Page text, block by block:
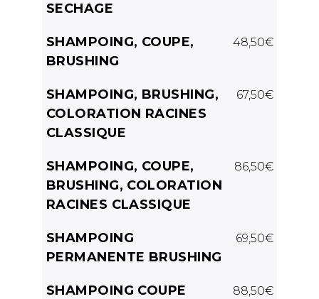
SECHAGE
SHAMPOING, COUPE,
BRUSHING
48,50€
SHAMPOING, BRUSHING,
COLORATION RACINES
CLASSIQUE
67,50€
SHAMPOING, COUPE,
BRUSHING, COLORATION
RACINES CLASSIQUE
86,50€
SHAMPOING
PERMANENTE BRUSHING
69,50€
SHAMPOING COUPE
88,50€